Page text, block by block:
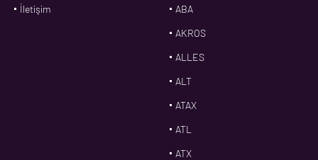
İletişim
ABA
AKROS
ALLES
ALT
ATAX
ATL
ATX